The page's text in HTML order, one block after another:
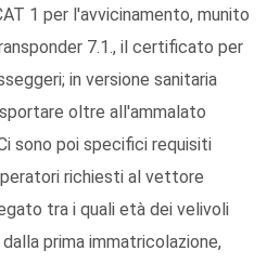
1 per l'avvicinamento, munito
7.1., il certificato per
in versione sanitaria
oltre all'ammalato
sono poi specifici requisiti
richiesti al vettore
tra i quali età dei velivoli
prima immatricolazione,